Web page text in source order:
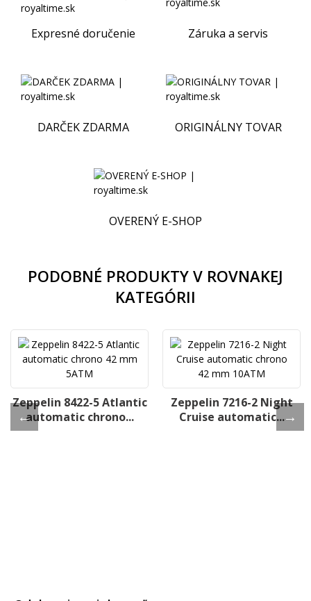
Expresné doručenie Záruka a servis
DARČEK ZDARMA ORIGINÁLNY TOVAR
OVERENÝ E-SHOP
PODOBNÉ PRODUKTY V ROVNAKEJ
KATEGÓRII
Zeppelin 8422-5 Atlantic
automatic chrono...
Zeppelin 7216-2 Night
Cruise automatic...